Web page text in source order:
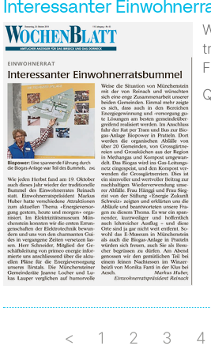
Interessanter
< 1 2 3 4